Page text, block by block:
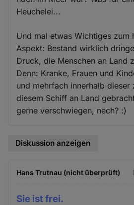
Heuchelei...
Und mal etwas Wichtiges zum
Aspekt: Bestand wirklich
Druck, die Menschen an Land
Denn: Kranke, Frauen und
und mehrfach innerhalb dieser
diesem Schiff an Land
gerne verschwiegen, nech? :)
Diskussion anzeigen
Hans Trutnau (nicht überprüft)
Sie ist frei.